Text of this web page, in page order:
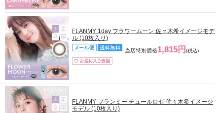
FLANMY 1day フラワームーン 佐々木希イメージモデ
ル (10枚入り)
当店特別価格1,815円 (税込)
FLANMY フランミー チュールロゼ 佐々木希イメージ
モデル (10枚入り)